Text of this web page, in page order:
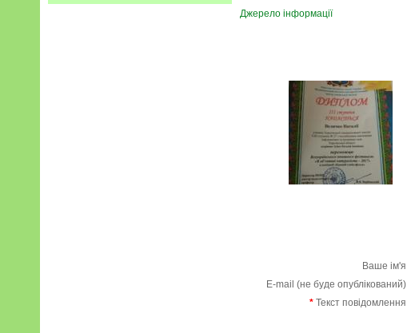
Джерело інформації
Ваше ім'я
E-mail (не буде опублікований)
* Текст повідомлення